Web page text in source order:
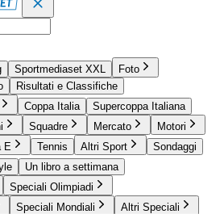
Sportmediaset XXL
Foto
Risultati e Classifiche
Coppa Italia
Supercoppa Italiana
Squadre Mercato
Motori
E Tennis Altri Sport
Sondaggi
Un libro a settimana
Speciali Olimpiadi
Speciali Mondiali Altri Speciali